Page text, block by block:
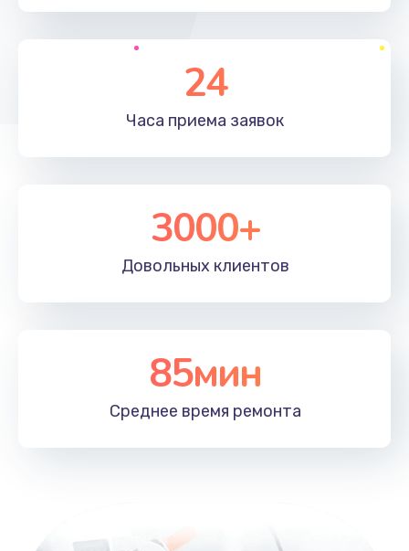
24
Часа приема заявок
3000+
Довольных клиентов
85мин
Среднее время ремонта